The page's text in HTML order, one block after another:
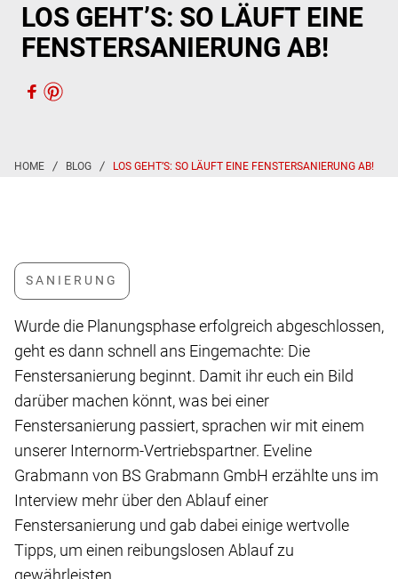
LOS GEHT’S: SO LÄUFT EINE
FENSTERSANIERUNG AB!
LOS GEHT’S: SO LÄUFT EINE FENSTERSANIERUNG AB!
Wurde die Planungsphase erfolgreich abgeschlossen,
geht es dann schnell ans Eingemachte: Die
Fenstersanierung beginnt. Damit ihr euch ein Bild
darüber machen könnt, was bei einer
Fenstersanierung passiert, sprachen wir mit einem
unserer Internorm-Vertriebspartner. Eveline
Grabmann von BS Grabmann GmbH erzählte uns im
Interview mehr über den Ablauf einer
Fenstersanierung und gab dabei einige wertvolle
Tipps, um einen reibungslosen Ablauf zu
gewährleisten.